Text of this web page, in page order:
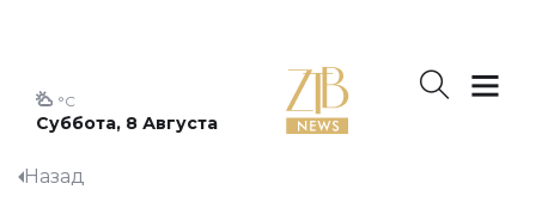
Суббота, 8 Августа
°C
Назад